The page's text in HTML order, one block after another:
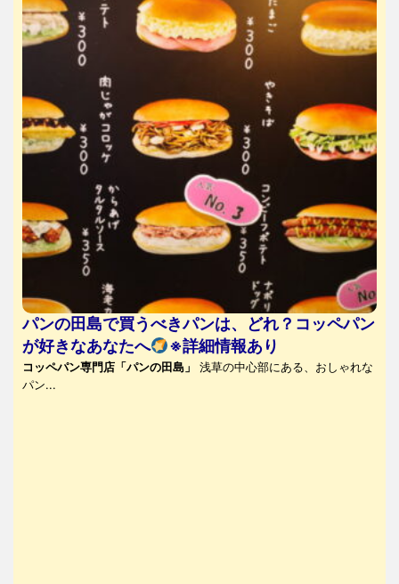
パンの田島で買うべきパンは、どれ？コッペパン
が好きなあなたへ
※詳細情報あり
コッペパン専門店「パンの田島」
浅草の中心部にある、おしゃれな
パン...